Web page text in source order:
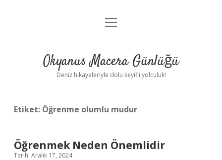
Anasayfa
Yasal Uyarı
menüyü
Okyanus Macera Günlüğü
Deniz hikayeleriyle dolu keyifli yolculuk!
Etiket: Öğrenme olumlu mudur
Öğrenmek Neden Önemlidir
Tarih: Aralık 17, 2024